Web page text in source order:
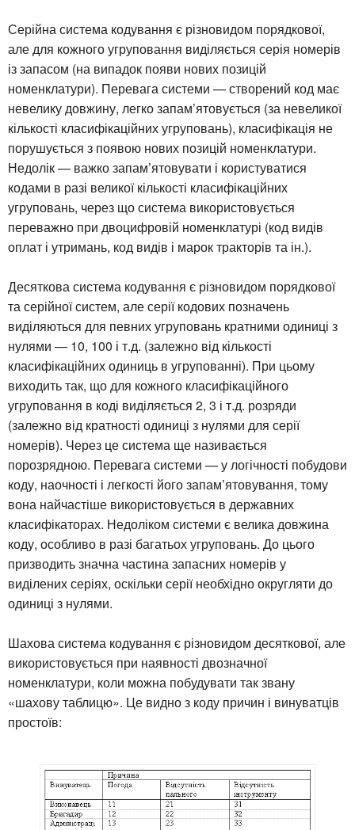
Серійна система кодування є різновидом порядкової,
але для кожного угруповання виділяється серія номерів
із запасом (на випадок появи нових позицій
номенклатури). Перевага системи — створений код має
невелику довжину, легко запам’ятовується (за невеликої
кількості класифікаційних угруповань), класифікація не
порушується з появою нових позицій номенклатури.
Недолік — важко запам’ятовувати і користуватися
кодами в разі великої кількості класифікаційних
угруповань, через що система використовується
переважно при двоцифровій номенклатурі (код видів
оплат і утримань, код видів і марок тракторів та ін.).
Десяткова система кодування є різновидом порядкової
та серійної систем, але серії кодових позначень
виділяються для певних угруповань кратними одиниці з
нулями — 10, 100 і т.д. (залежно від кількості
класифікаційних одиниць в угрупованні). При цьому
виходить так, що для кожного класифікаційного
угруповання в коді виділяється 2, 3 і т.д. розряди
(залежно від кратності одиниці з нулями для серії
номерів). Через це система ще називається
порозрядною. Перевага системи — у логічності побудови
коду, наочності і легкості його запам’ятовування, тому
вона найчастіше використовується в державних
класифікаторах. Недоліком системи є велика довжина
коду, особливо в разі багатьох угруповань. До цього
призводить значна частина запасних номерів у
виділених серіях, оскільки серії необхідно округляти до
одиниці з нулями.
Шахова система кодування є різновидом десяткової, але
використовується при наявності двозначної
номенклатури, коли можна побудувати так звану
«шахову таблицю». Це видно з коду причин і винуватців
простоїв: